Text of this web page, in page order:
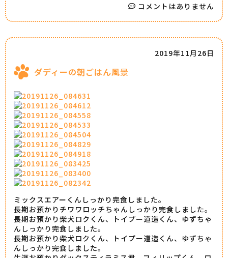
コメントはありません
ダディーの朝ごはん風景
2019年11月26日
ミックスエアーくんしっかり完食しました。
長期お預かりチワワロッチちゃんしっかり完食しました。
長期お預かり柴犬ロクくん、トイプー道造くん、ゆずちゃ
んしっかり完食しました。
長期お預かり柴犬ロクくん、トイプー道造くん、ゆずちゃ
んしっかり完食しました。